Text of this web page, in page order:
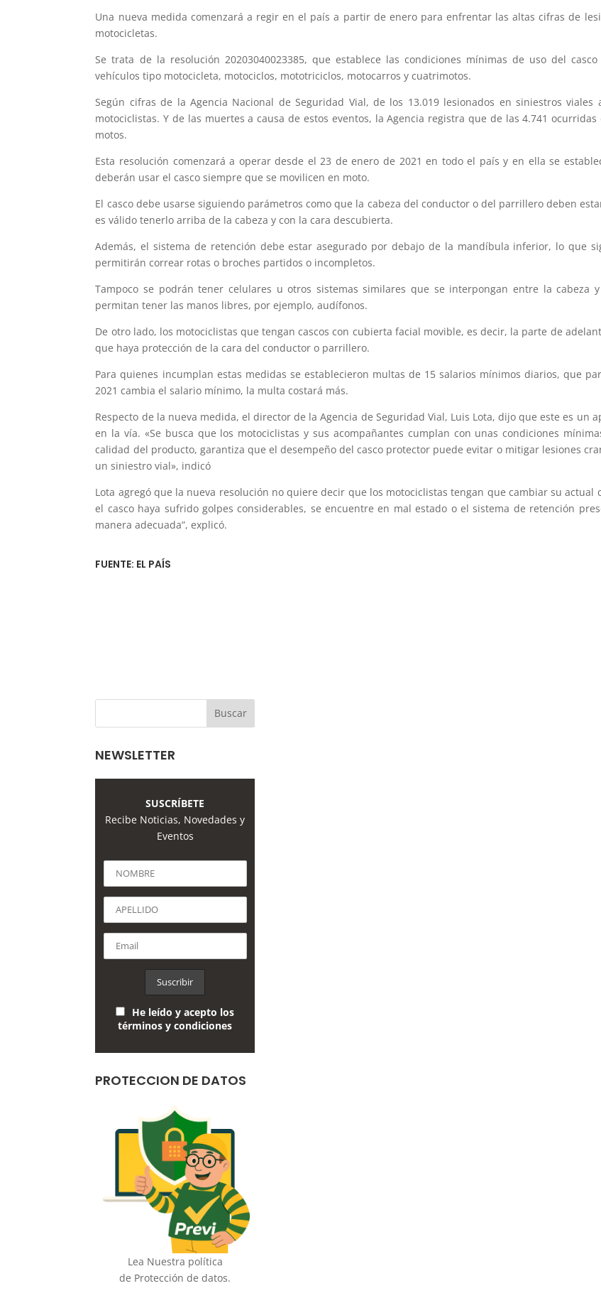
Una nueva medida comenzará a regir en el país a partir de enero para enfrentar las altas cifras de
motocicletas.
Se trata de la resolución 20203040023385, que establece las condiciones mínimas de uso del
vehículos tipo motocicleta, motociclos, mototriciclos, motocarros y cuatrimotos.
Según cifras de la Agencia Nacional de Seguridad Vial, de los 13.019 lesionados en siniestros
motociclistas. Y de las muertes a causa de estos eventos, la Agencia registra que de las 4.741
motos.
Esta resolución comenzará a operar desde el 23 de enero de 2021 en todo el país y en ella se
deberán usar el casco siempre que se movilicen en moto.
El casco debe usarse siguiendo parámetros como que la cabeza del conductor o del parrillero deben
es válido tenerlo arriba de la cabeza y con la cara descubierta.
Además, el sistema de retención debe estar asegurado por debajo de la mandíbula inferior, lo que
permitirán correar rotas o broches partidos o incompletos.
Tampoco se podrán tener celulares u otros sistemas similares que se interpongan entre la cabeza
permitan tener las manos libres, por ejemplo, audífonos.
De otro lado, los motociclistas que tengan cascos con cubierta facial movible, es decir, la parte de
que haya protección de la cara del conductor o parrillero.
Para quienes incumplan estas medidas se establecieron multas de 15 salarios mínimos diarios, que
2021 cambia el salario mínimo, la multa costará más.
Respecto de la nueva medida, el director de la Agencia de Seguridad Vial, Luis Lota, dijo que este es un
en la vía. «Se busca que los motociclistas y sus acompañantes cumplan con unas condiciones
calidad del producto, garantiza que el desempeño del casco protector puede evitar o mitigar lesiones
un siniestro vial», indicó
Lota agregó que la nueva resolución no quiere decir que los motociclistas tengan que cambiar su actual
el casco haya sufrido golpes considerables, se encuentre en mal estado o el sistema de retención
manera adecuada”, explicó.
FUENTE: EL PAÍS
NEWSLETTER
SUSCRÍBETE
Recibe Noticias, Novedades y
Eventos
He leído y acepto los
términos y condiciones
PROTECCION DE DATOS
Lea Nuestra política
de Protección de datos.